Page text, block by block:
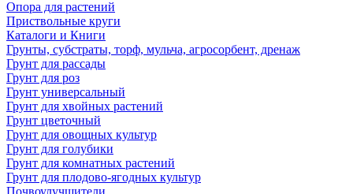
Опора для растений
Приствольные круги
Каталоги и Книги
Грунты, субстраты, торф, мульча, агросорбент, дренаж
Грунт для рассады
Грунт для роз
Грунт универсальный
Грунт для хвойных растений
Грунт цветочный
Грунт для овощных культур
Грунт для голубики
Грунт для комнатных растений
Грунт для плодово-ягодных культур